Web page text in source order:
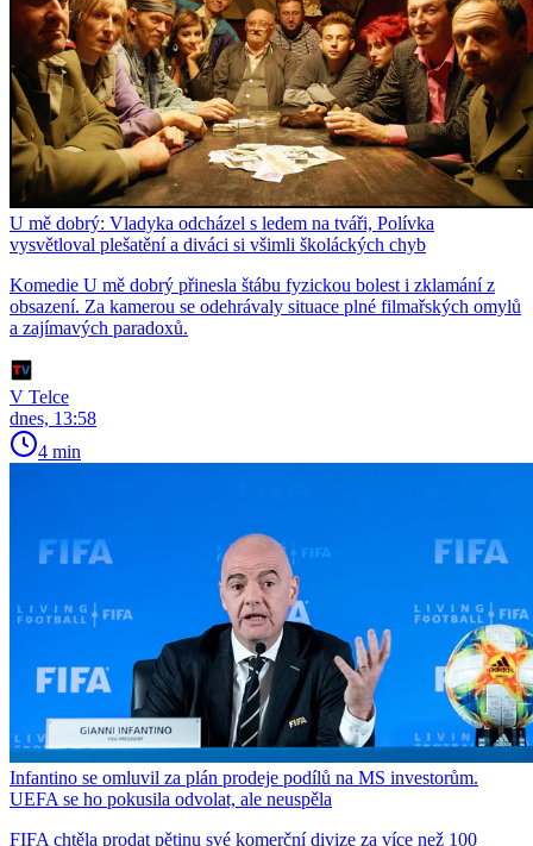
U mě dobrý: Vladyka odcházel s ledem na tváři, Polívka
vysvětloval plešatění a diváci si všimli školáckých chyb
Komedie U mě dobrý přinesla štábu fyzickou bolest i zklamání z
obsazení. Za kamerou se odehrávaly situace plné filmařských omylů
a zajímavých paradoxů.
V Telce
dnes, 13:58
4 min
Infantino se omluvil za plán prodeje podílů na MS investorům.
UEFA se ho pokusila odvolat, ale neuspěla
FIFA chtěla prodat pětinu své komerční divize za více než 100